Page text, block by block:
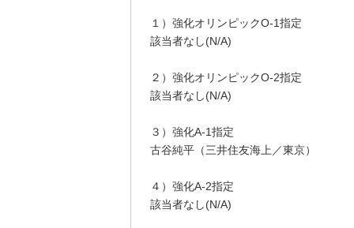
１）強化オリンピックO-1指定
該当者なし(N/A)
２）強化オリンピックO-2指定
該当者なし(N/A)
３）強化A-1指定
古谷純平（三井住友海上／東京）
４）強化A-2指定
該当者なし(N/A)